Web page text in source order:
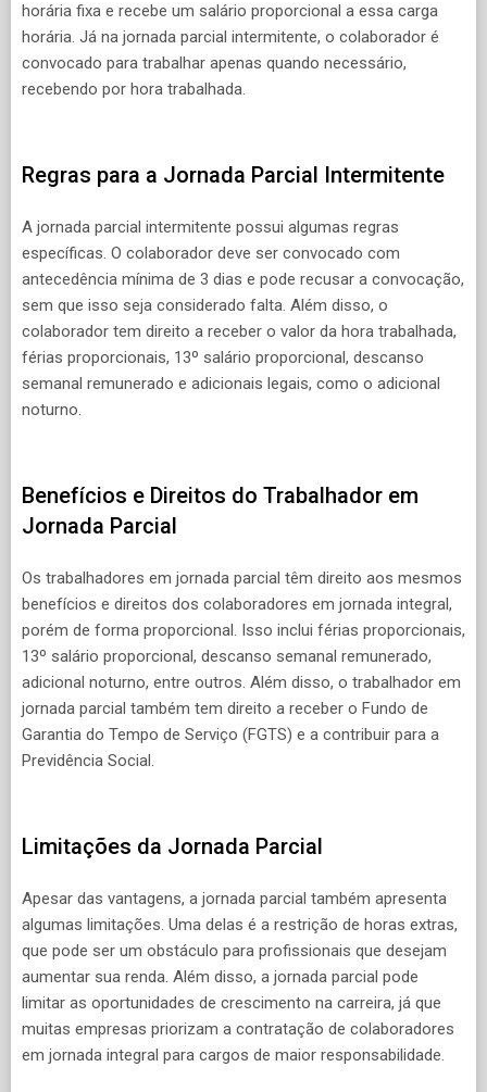
horária fixa e recebe um salário proporcional a essa carga
horária. Já na jornada parcial intermitente, o colaborador é
convocado para trabalhar apenas quando necessário,
recebendo por hora trabalhada.
Regras para a Jornada Parcial Intermitente
A jornada parcial intermitente possui algumas regras
específicas. O colaborador deve ser convocado com
antecedência mínima de 3 dias e pode recusar a convocação,
sem que isso seja considerado falta. Além disso, o
colaborador tem direito a receber o valor da hora trabalhada,
férias proporcionais, 13º salário proporcional, descanso
semanal remunerado e adicionais legais, como o adicional
noturno.
Benefícios e Direitos do Trabalhador em
Jornada Parcial
Os trabalhadores em jornada parcial têm direito aos mesmos
benefícios e direitos dos colaboradores em jornada integral,
porém de forma proporcional. Isso inclui férias proporcionais,
13º salário proporcional, descanso semanal remunerado,
adicional noturno, entre outros. Além disso, o trabalhador em
jornada parcial também tem direito a receber o Fundo de
Garantia do Tempo de Serviço (FGTS) e a contribuir para a
Previdência Social.
Limitações da Jornada Parcial
Apesar das vantagens, a jornada parcial também apresenta
algumas limitações. Uma delas é a restrição de horas extras,
que pode ser um obstáculo para profissionais que desejam
aumentar sua renda. Além disso, a jornada parcial pode
limitar as oportunidades de crescimento na carreira, já que
muitas empresas priorizam a contratação de colaboradores
em jornada integral para cargos de maior responsabilidade.